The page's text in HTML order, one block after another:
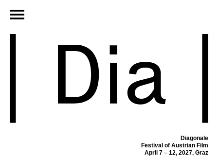
Diagonale
Festival of Austrian Film
April 7 – 12, 2027, Graz